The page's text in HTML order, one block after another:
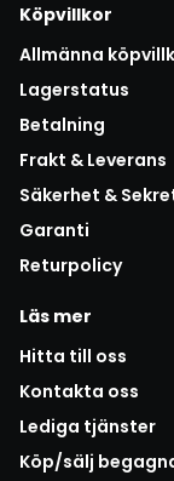
Köpvillkor
Allmänna
Lagerstatus
Betalning
Frakt & Leverans
Säkerhet &
Garanti
Returpolicy
Läs mer
Hitta till oss
Kontakta oss
Lediga tjänster
Köp/sälj